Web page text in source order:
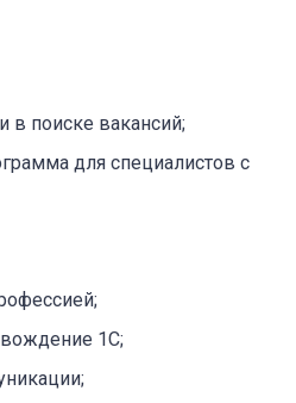
в поиске вакансий;
для специалистов с
1С;